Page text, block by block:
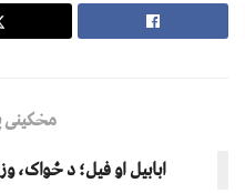
ابابیل او فيل؛ د ځواک،